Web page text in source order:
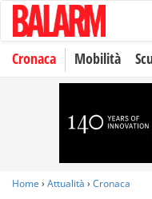
Cronaca Mobilità
Home › Attualità › Cronaca